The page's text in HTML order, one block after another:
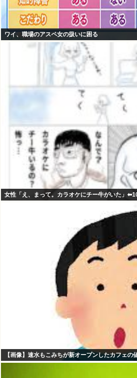
ワイ、職場のアスペ女の扱いに困る
女性「え、まって。カラオケにチー牛がいた」
【画像】速水もこみちが新オープンしたカフェの